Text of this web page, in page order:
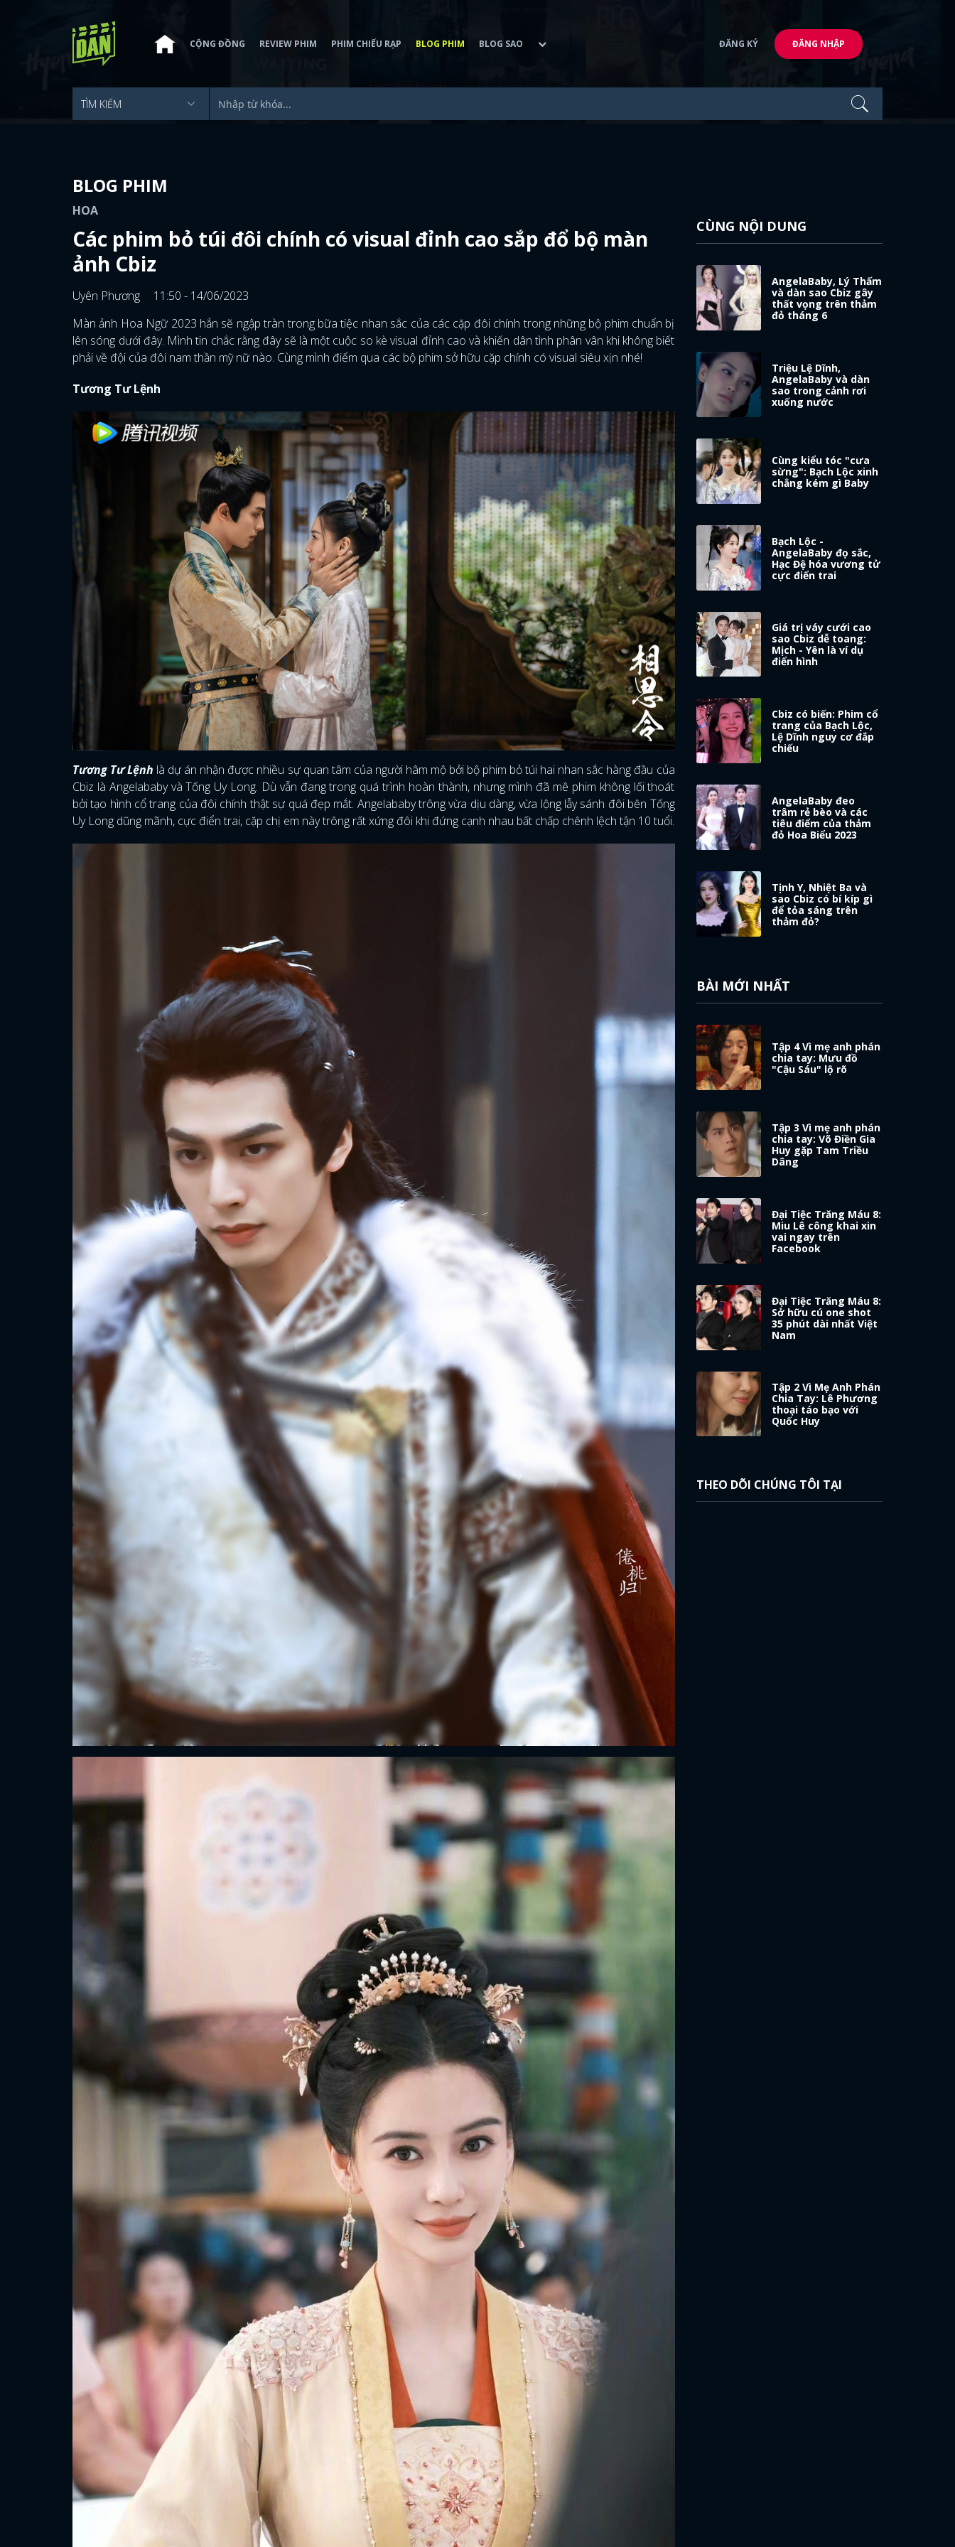
ĐĂNG NHẬP
FACEBOOK GOOGLE
CỘNG ĐỒNG REVIEW PHIM PHIM CHIẾU RẠP BLOG PHIM BLOG SAO ĐĂNG KÝ ĐĂNG NHẬP
BLOG PHIM
HOA
Các phim bỏ túi đôi chính có visual đỉnh cao sắp đổ bộ màn
ảnh Cbiz
Uyên Phương
11:50 - 14/06/2023
Màn ảnh Hoa Ngữ 2023 hẳn sẽ ngập tràn trong bữa tiệc nhan sắc của các cặp đôi chính trong những bộ phim chuẩn bị
lên sóng dưới đây. Mình tin chắc rằng đây sẽ là một cuộc so kè visual đỉnh cao và khiến dân tình phân vân khi không biết
phải về đội của đôi nam thần mỹ nữ nào. Cùng mình điểm qua các bộ phim sở hữu cặp chính có visual siêu xịn nhé!
Tương Tư Lệnh
Tương Tư Lệnh là dự án nhận được nhiều sự quan tâm của người hâm mộ bởi bộ phim bỏ túi hai nhan sắc hàng đầu của
Cbiz là Angelababy và Tống Uy Long. Dù vẫn đang trong quá trình hoàn thành, nhưng mình đã mê phim không lối thoát
bởi tạo hình cổ trang của đôi chính thật sự quá đẹp mắt. Angelababy trông vừa dịu dàng, vừa lộng lẫy sánh đôi bên Tống
Uy Long dũng mãnh, cực điển trai, cặp chị em này trông rất xứng đôi khi đứng cạnh nhau bất chấp chênh lệch tận 10 tuổi.
CÙNG NỘI DUNG
AngelaBaby, Lý Thấm
và dàn sao Cbiz gây
thất vọng trên thảm
đỏ tháng 6
Triệu Lệ Dĩnh,
AngelaBaby và dàn
sao trong cảnh rơi
xuống nước
Cùng kiểu tóc "cưa
sừng": Bạch Lộc xinh
chẳng kém gì Baby
Bạch Lộc -
AngelaBaby đọ sắc,
Hạc Đệ hóa vương tử
cực điển trai
Giá trị váy cưới cao
sao Cbiz dễ toang:
Mịch - Yên là ví dụ
điển hình
Cbiz có biến: Phim cổ
trang của Bạch Lộc,
Lệ Dĩnh nguy cơ đắp
chiếu
AngelaBaby đeo
trâm rẻ bèo và các
tiêu điểm của thảm
đỏ Hoa Biểu 2023
Tịnh Y, Nhiệt Ba và
sao Cbiz có bí kíp gì
để tỏa sáng trên
thảm đỏ?
BÀI MỚI NHẤT
Tập 4 Vì mẹ anh phán
chia tay: Mưu đồ
"Cậu Sáu" lộ rõ
Tập 3 Vì mẹ anh phán
chia tay: Võ Điền Gia
Huy gặp Tam Triều
Dâng
Đại Tiệc Trăng Máu 8:
Miu Lê công khai xin
vai ngay trên
Facebook
Đại Tiệc Trăng Máu 8:
Sở hữu cú one shot
35 phút dài nhất Việt
Nam
Tập 2 Vì Mẹ Anh Phán
Chia Tay: Lê Phương
thoại táo bạo với
Quốc Huy
THEO DÕI CHÚNG TÔI TẠI